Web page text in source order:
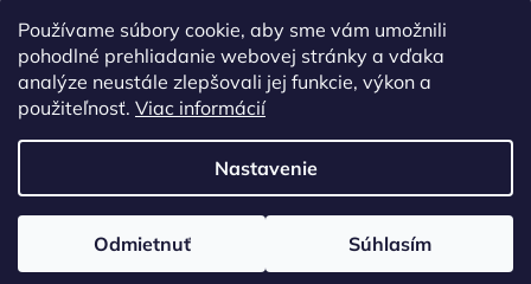
Používame súbory cookie, aby sme vám umožnili
pohodlné prehliadanie webovej stránky a vďaka
analýze neustále zlepšovali jej funkcie, výkon a
použiteľnosť. Viac informácií
Nastavenie
Odmietnuť Súhlasím
Vytvoril Shoptet
Copyright 2026beauty-home . Všetky práva vyhradené.